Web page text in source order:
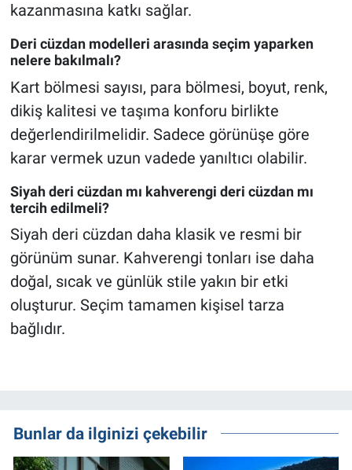
kazanmasına katkı sağlar.
Deri cüzdan modelleri arasında seçim yaparken
nelere bakılmalı?
Kart bölmesi sayısı, para bölmesi, boyut, renk,
dikiş kalitesi ve taşıma konforu birlikte
değerlendirilmelidir. Sadece görünüşe göre
karar vermek uzun vadede yanıltıcı olabilir.
Siyah deri cüzdan mı kahverengi deri cüzdan mı
tercih edilmeli?
Siyah deri cüzdan daha klasik ve resmi bir
görünüm sunar. Kahverengi tonları ise daha
doğal, sıcak ve günlük stile yakın bir etki
oluşturur. Seçim tamamen kişisel tarza
bağlıdır.
Bunlar da ilginizi çekebilir